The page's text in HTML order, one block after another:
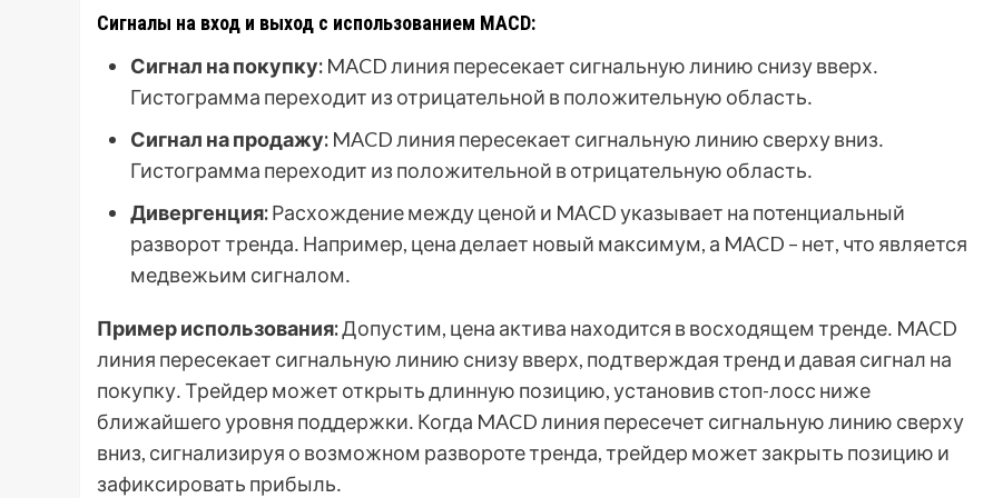
Сигналы на вход и выход с использованием MACD:
Сигнал на покупку: MACD линия пересекает сигнальную линию снизу вверх․
Гистограмма переходит из отрицательной в положительную область․
Сигнал на продажу: MACD линия пересекает сигнальную линию сверху вниз․
Гистограмма переходит из положительной в отрицательную область․
Дивергенция:Расхождение между ценой и MACD указывает на потенциальный
разворот тренда․ Например, цена делает новый максимум, а MACD – нет, что является
медвежьим сигналом․
Пример использования:Допустим, цена актива находится в восходящем тренде․ MACD
линия пересекает сигнальную линию снизу вверх, подтверждая тренд и давая сигнал на
покупку․ Трейдер может открыть длинную позицию, установив стоп-лосс ниже
ближайшего уровня поддержки․ Когда MACD линия пересечет сигнальную линию сверху
вниз, сигнализируя о возможном развороте тренда, трейдер может закрыть позицию и
зафиксировать прибыль․